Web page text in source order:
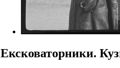
Ексковаторники.